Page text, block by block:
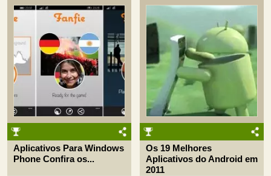
Aplicativos Para Windows
Phone Confira os...
Os 19 Melhores
Aplicativos do Android em
2011